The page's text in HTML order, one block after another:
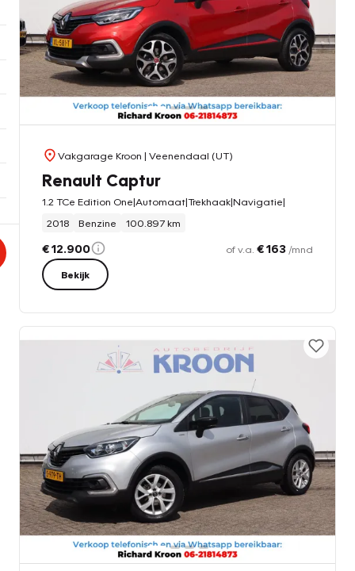
Vakgarage Kroon | Veenendaal (UT)
Renault Captur
1.2 TCe Edition One|Automaat|Trekhaak|Navigatie|
2018
Benzine 100.897 km
€ 12.900 of v.a. € 163 /mnd
Bekijk